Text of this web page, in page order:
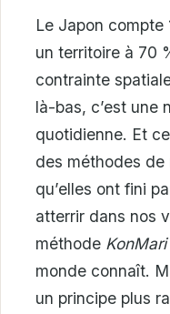
Le Japon compte
un territoire à 70
contrainte
là-bas, c’est une
quotidienne. Et
des méthodes
qu’elles ont fini
atterrir dans nos
méthode KonMari
monde connaît.
un principe plus